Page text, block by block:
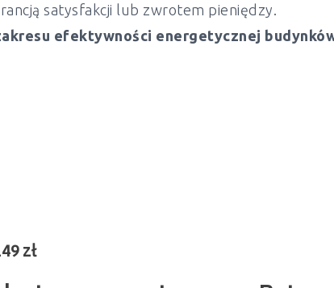
satysfakcji lub zwrotem pieniędzy.
efektywności energetycznej